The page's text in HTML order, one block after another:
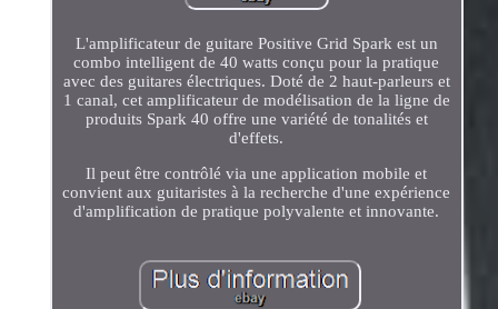
L'amplificateur de guitare Positive Grid Spark est un
combo intelligent de 40 watts conçu pour la pratique
avec des guitares électriques. Doté de 2 haut-parleurs et
1 canal, cet amplificateur de modélisation de la ligne de
produits Spark 40 offre une variété de tonalités et
d'effets.
Il peut être contrôlé via une application mobile et
convient aux guitaristes à la recherche d'une expérience
d'amplification de pratique polyvalente et innovante.